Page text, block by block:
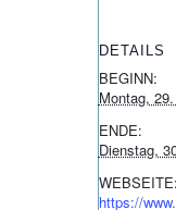
DETAILS
BEGINN:
Montag,
ENDE:
Dienstag,
WEBSEITE:
https://